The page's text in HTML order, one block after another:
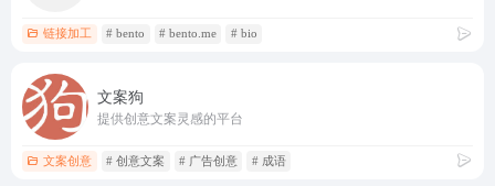
链接加工 # bento # bento.me # bio
文案狗
提供创意文案灵感的平台
文案创意 # 创意文案 # 广告创意 # 成语